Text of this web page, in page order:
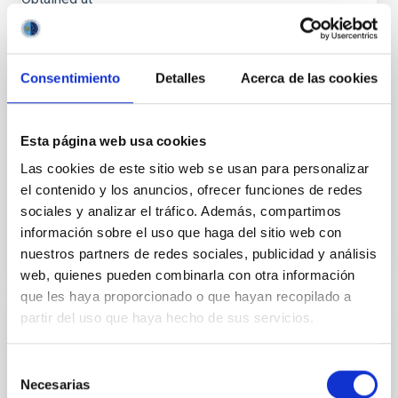
Consentimiento Detalles Acerca de las cookies
Esta página web usa cookies
Las cookies de este sitio web se usan para personalizar
el contenido y los anuncios, ofrecer funciones de redes
sociales y analizar el tráfico. Además, compartimos
información sobre el uso que haga del sitio web con
nuestros partners de redes sociales, publicidad y análisis
web, quienes pueden combinarla con otra información
que les haya proporcionado o que hayan recopilado a
partir del uso que haya hecho de sus servicios.
Necesarias
Headquarters
Inheritance Metatag - 231167b6-5c43-4e0f-82cc-
1ae8f363490d
No
Authors
Iván Jiménez Montalvo
Category
Events and activities
Credits
SCIENCE COMMUNICATION AND OUTREACH UNIT
Inheritance Metatag - 62fb6d93-9674-4511-8ba6-
b195bb6e695d
Free tags
Private